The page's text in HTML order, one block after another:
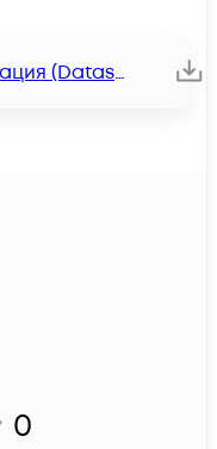
Техническая спецификация (Datasheet)
0